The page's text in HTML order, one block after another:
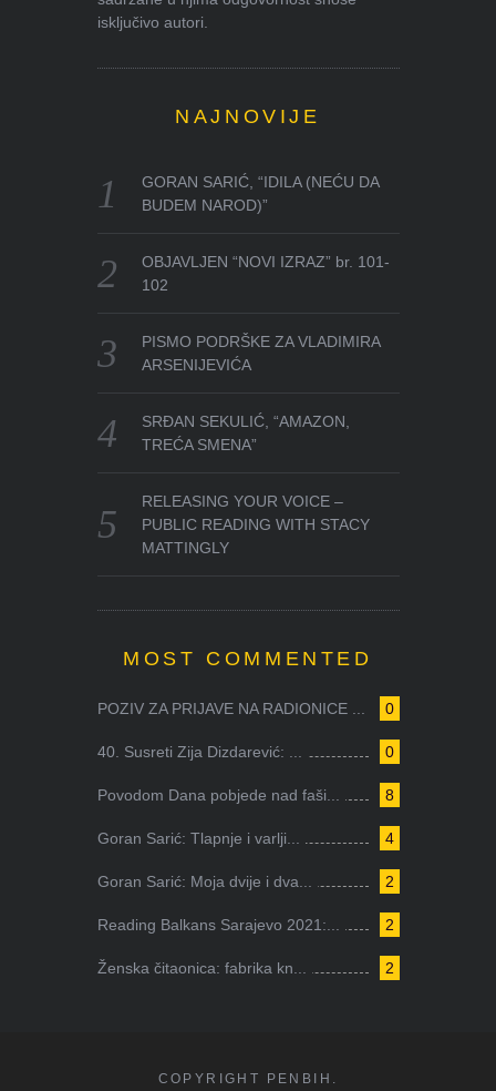
isključivo autori.
NAJNOVIJE
GORAN SARIĆ, “IDILA (NEĆU DA
BUDEM NAROD)”
OBJAVLJEN “NOVI IZRAZ” br. 101-
102
PISMO PODRŠKE ZA VLADIMIRA
ARSENIJEVIĆA
SRĐAN SEKULIĆ, “AMAZON,
TREĆA SMENA”
RELEASING YOUR VOICE –
PUBLIC READING WITH STACY
MATTINGLY
MOST COMMENTED
0
POZIV ZA PRIJAVE NA RADIONICE ...
0
40. Susreti Zija Dizdarević: ...
8
Povodom Dana pobjede nad faši...
4
Goran Sarić: Tlapnje i varlji...
2
Goran Sarić: Moja dvije i dva...
2
Reading Balkans Sarajevo 2021:...
2
Ženska čitaonica: fabrika kn...
COPYRIGHT PENBIH.